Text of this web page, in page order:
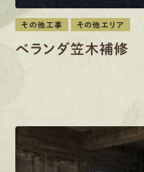
その他工事 その他エリア
ベランダ笠木補修